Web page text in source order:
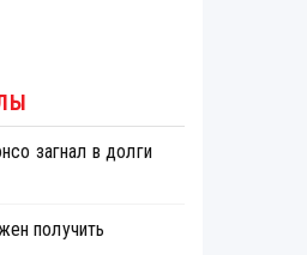
загнал в долги
получить